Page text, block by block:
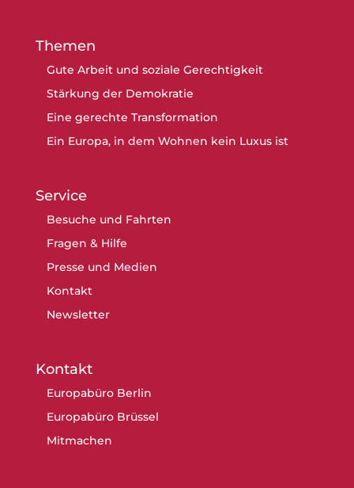
Themen
Gute Arbeit und soziale Gerechtigkeit
Stärkung der Demokratie
Eine gerechte Transformation
Ein Europa, in dem Wohnen kein Luxus ist
Service
Besuche und Fahrten
Fragen & Hilfe
Presse und Medien
Kontakt
Newsletter
Kontakt
Europabüro Berlin
Europabüro Brüssel
Mitmachen